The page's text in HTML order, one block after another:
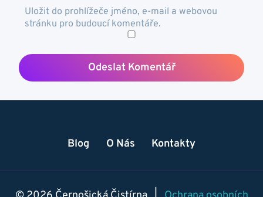
Uložit do prohlížeče jméno, e-mail a webovou
stránku pro budoucí komentáře.
Blog O Nás Kontakty